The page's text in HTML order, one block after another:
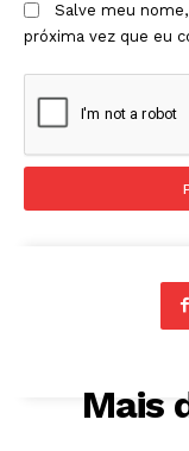
Salve meu
próxima vez que eu
Mais